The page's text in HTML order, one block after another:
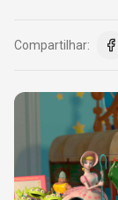
Compartilhar: